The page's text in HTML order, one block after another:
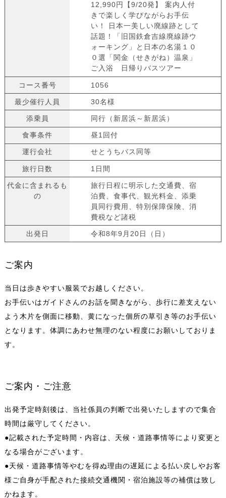
12,990円【9/20発】 案内人付
きで楽しく学びながらお手伝
い！ 日本一美しい廃線跡として
話題！「旧国鉄倉吉線廃線跡ウ
ォーキング」と日本の名湯１０
０選「関金（せきがね）温泉」
ご入浴 日帰りバスツアー
コース番号 1056
最少催行人員 30名様
添乗員 同行（新居浜～新居浜）
食事条件 昼1回付
運行会社 せとうちバス同等
旅行日数 1日間
代金に含まれるも
の
旅行日程に明示した交通費、宿
泊費、食事代、観光料金、添乗
員同行費用、特別保障保険、消
費税など諸税
出発日 令和8年9月20日（日）
ご案内
当日は歩きやすい服装でお越しください。
お手伝いはガイドさんのお話を聞きながら、歩行に差支えない
よう木片を側面に移動、黄になった個所の草引き等のお手伝い
となります。体調にあわせ無理のない程度にお願いしておりま
す。
ご案内・ご注意
出発予定時刻後は、当社係員の判断で出発いたしますので集合
時間は厳守してください。
●記載された予定時間・内容は、天候・道路事情等により変更と
なる場合がございます。
●天候・道路事情等やむを得ぬ理由の遅延による払い戻しやお客
様ご自身が手配された接続交通機関・宿泊施設等の補償は致し
かねます。